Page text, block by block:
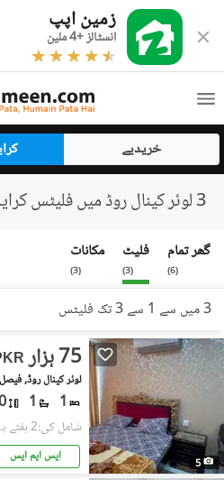
زمین اپپ
انسٹالز +4 ملین
خریدیے
3 لوئر کینال روڈ میں فلیٹس کرایہ پر دستیاب
گھر تمام
(
6
)
فلیٹ
(
3
)
مکانات
(
3
)
3 میں سے 1 سے 3 تک فلیٹس
5
75 ہزار
لوئر کینال روڈ, فیصل
1
1
شامل کی:2 ہفتے پہل
ایس ایم ایس